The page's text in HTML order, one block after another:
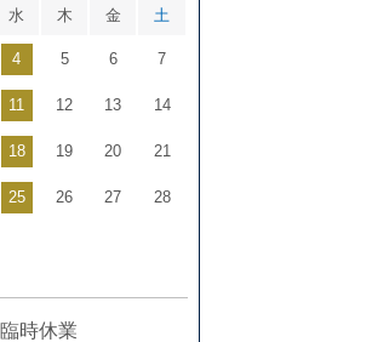
水 木 金 土
4 5 6 7
11 12 13 14
18 19 20 21
25 26 27 28
臨時休業